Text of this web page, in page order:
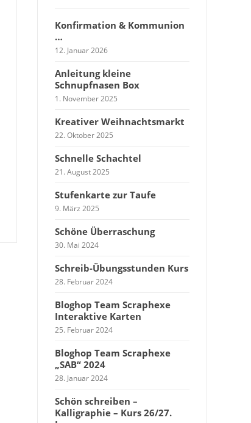
Konfirmation & Kommunion
…
12. Januar 2026
Anleitung kleine
Schnupfnasen Box
1. November 2025
Kreativer Weihnachtsmarkt
22. Oktober 2025
Schnelle Schachtel
21. August 2025
Stufenkarte zur Taufe
9. März 2025
Schöne Überraschung
30. Mai 2024
Schreib-Übungsstunden Kurs
28. Februar 2024
Bloghop Team Scraphexe
Interaktive Karten
25. Februar 2024
Bloghop Team Scraphexe
„SAB“ 2024
28. Januar 2024
Schön schreiben –
Kalligraphie – Kurs 26/27.